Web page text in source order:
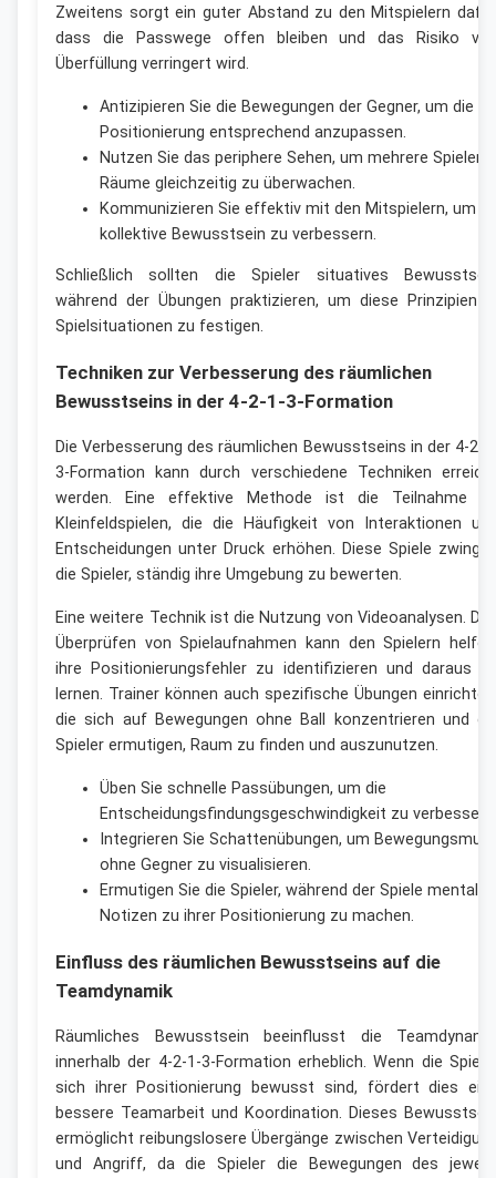
Zweitens sorgt ein guter Abstand zu den Mitspielern
dass die Passwege offen bleiben und das Risiko
Überfüllung verringert wird.
Antizipieren Sie die Bewegungen der Gegner, um die
Positionierung entsprechend anzupassen.
Nutzen Sie das periphere Sehen, um mehrere Spieler
Räume gleichzeitig zu überwachen.
Kommunizieren Sie effektiv mit den Mitspielern, um
kollektive Bewusstsein zu verbessern.
Schließlich sollten die Spieler situatives
während der Übungen praktizieren, um diese Prinzipien
Spielsituationen zu festigen.
Techniken zur Verbesserung des räumlichen
Bewusstseins in der 4-2-1-3-Formation
Die Verbesserung des räumlichen Bewusstseins in der 4-2-
3-Formation kann durch verschiedene Techniken
werden. Eine effektive Methode ist die Teilnahme
Kleinfeldspielen, die die Häufigkeit von Interaktionen
Entscheidungen unter Druck erhöhen. Diese Spiele
die Spieler, ständig ihre Umgebung zu bewerten.
Eine weitere Technik ist die Nutzung von Videoanalysen.
Überprüfen von Spielaufnahmen kann den Spielern
ihre Positionierungsfehler zu identifizieren und daraus
lernen. Trainer können auch spezifische Übungen
die sich auf Bewegungen ohne Ball konzentrieren und
Spieler ermutigen, Raum zu finden und auszunutzen.
Üben Sie schnelle Passübungen, um die
Entscheidungsfindungsgeschwindigkeit zu verbessern.
Integrieren Sie Schattenübungen, um
ohne Gegner zu visualisieren.
Ermutigen Sie die Spieler, während der Spiele mentale
Notizen zu ihrer Positionierung zu machen.
Einfluss des räumlichen Bewusstseins auf die
Teamdynamik
Räumliches Bewusstsein beeinflusst die
innerhalb der 4-2-1-3-Formation erheblich. Wenn die
sich ihrer Positionierung bewusst sind, fördert dies
bessere Teamarbeit und Koordination. Dieses
ermöglicht reibungslosere Übergänge zwischen
und Angriff, da die Spieler die Bewegungen des